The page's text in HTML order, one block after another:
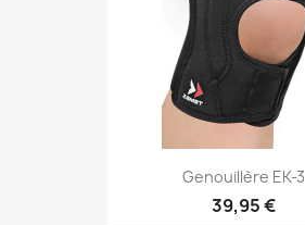
Genouillère EK-3
39,95 €